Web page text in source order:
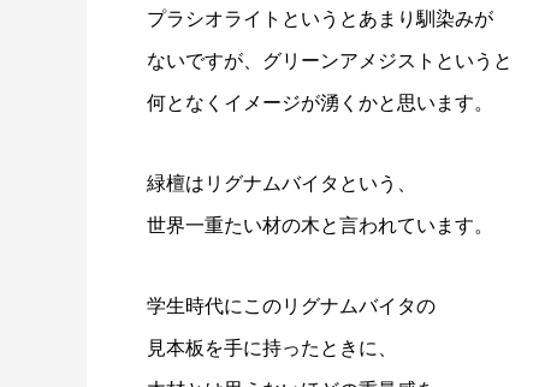
プラシオライトというとあまり馴染みが
ないですが、グリーンアメジストというと
何となくイメージが湧くかと思います。
緑檀はリグナムバイタという、
世界一重たい材の木と言われています。
学生時代にこのリグナムバイタの
見本板を手に持ったときに、